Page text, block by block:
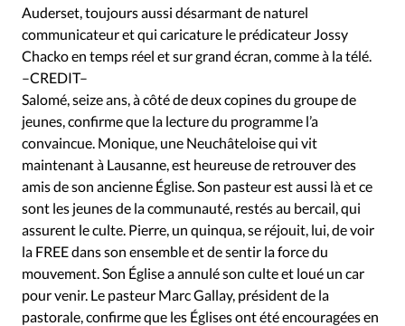
Auderset, toujours aussi désarmant de naturel
communicateur et qui caricature le prédicateur Jossy
Chacko en temps réel et sur grand écran, comme à la télé.
–CREDIT–
Salomé, seize ans, à côté de deux copines du groupe de
jeunes, confirme que la lecture du programme l’a
convaincue. Monique, une Neuchâteloise qui vit
maintenant à Lausanne, est heureuse de retrouver des
amis de son ancienne Église. Son pasteur est aussi là et ce
sont les jeunes de la communauté, restés au bercail, qui
assurent le culte. Pierre, un quinqua, se réjouit, lui, de voir
la FREE dans son ensemble et de sentir la force du
mouvement. Son Église a annulé son culte et loué un car
pour venir. Le pasteur Marc Gallay, président de la
pastorale, confirme que les Églises ont été encouragées en